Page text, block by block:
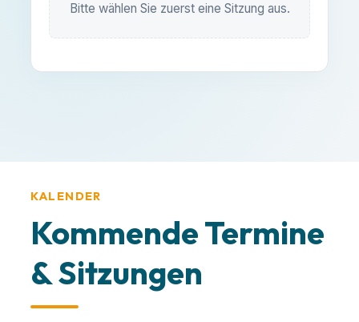
Bitte wählen Sie zuerst eine Sitzung aus.
KALENDER
Kommende Termine
& Sitzungen